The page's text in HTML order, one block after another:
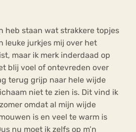
heb staan wat strakkere topjes
leuke jurkjes mij over het
maar ik merk inderdaad op
blij voel of ontevreden over
terug grijp naar hele wijde
niet te zien is. Dit vind ik
omdat al mijn wijde
is en veel te warm is
nu moet ik zelfs op m’n